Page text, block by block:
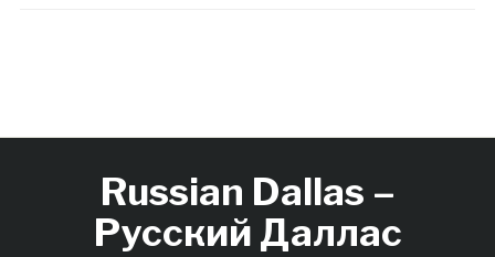
Russian Dallas –
Русский Даллас